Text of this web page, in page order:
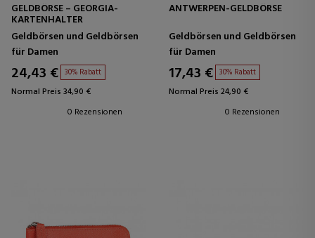
GELDBÖRSE – GEORGIA-
KARTENHALTER
Geldbörsen und Geldbörsen
für Damen
24,43 € 30% Rabatt
Normal Preis 34,90 €
0 Rezensionen
ANTWERPEN-GELDBÖRSE
Geldbörsen und Geldbörsen
für Damen
17,43 € 30% Rabatt
Normal Preis 24,90 €
0 Rezensionen